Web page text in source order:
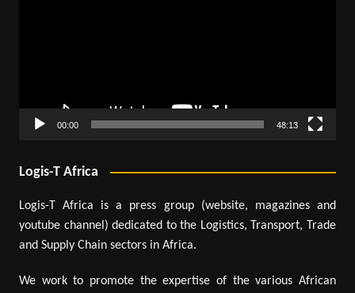
00:00 48:13
Logis-T Africa
Logis-T Africa is a press group (website, magazines and
youtube channel) dedicated to the Logistics, Transport, Trade
and Supply Chain sectors in Africa.
We work to promote the expertise of the various African